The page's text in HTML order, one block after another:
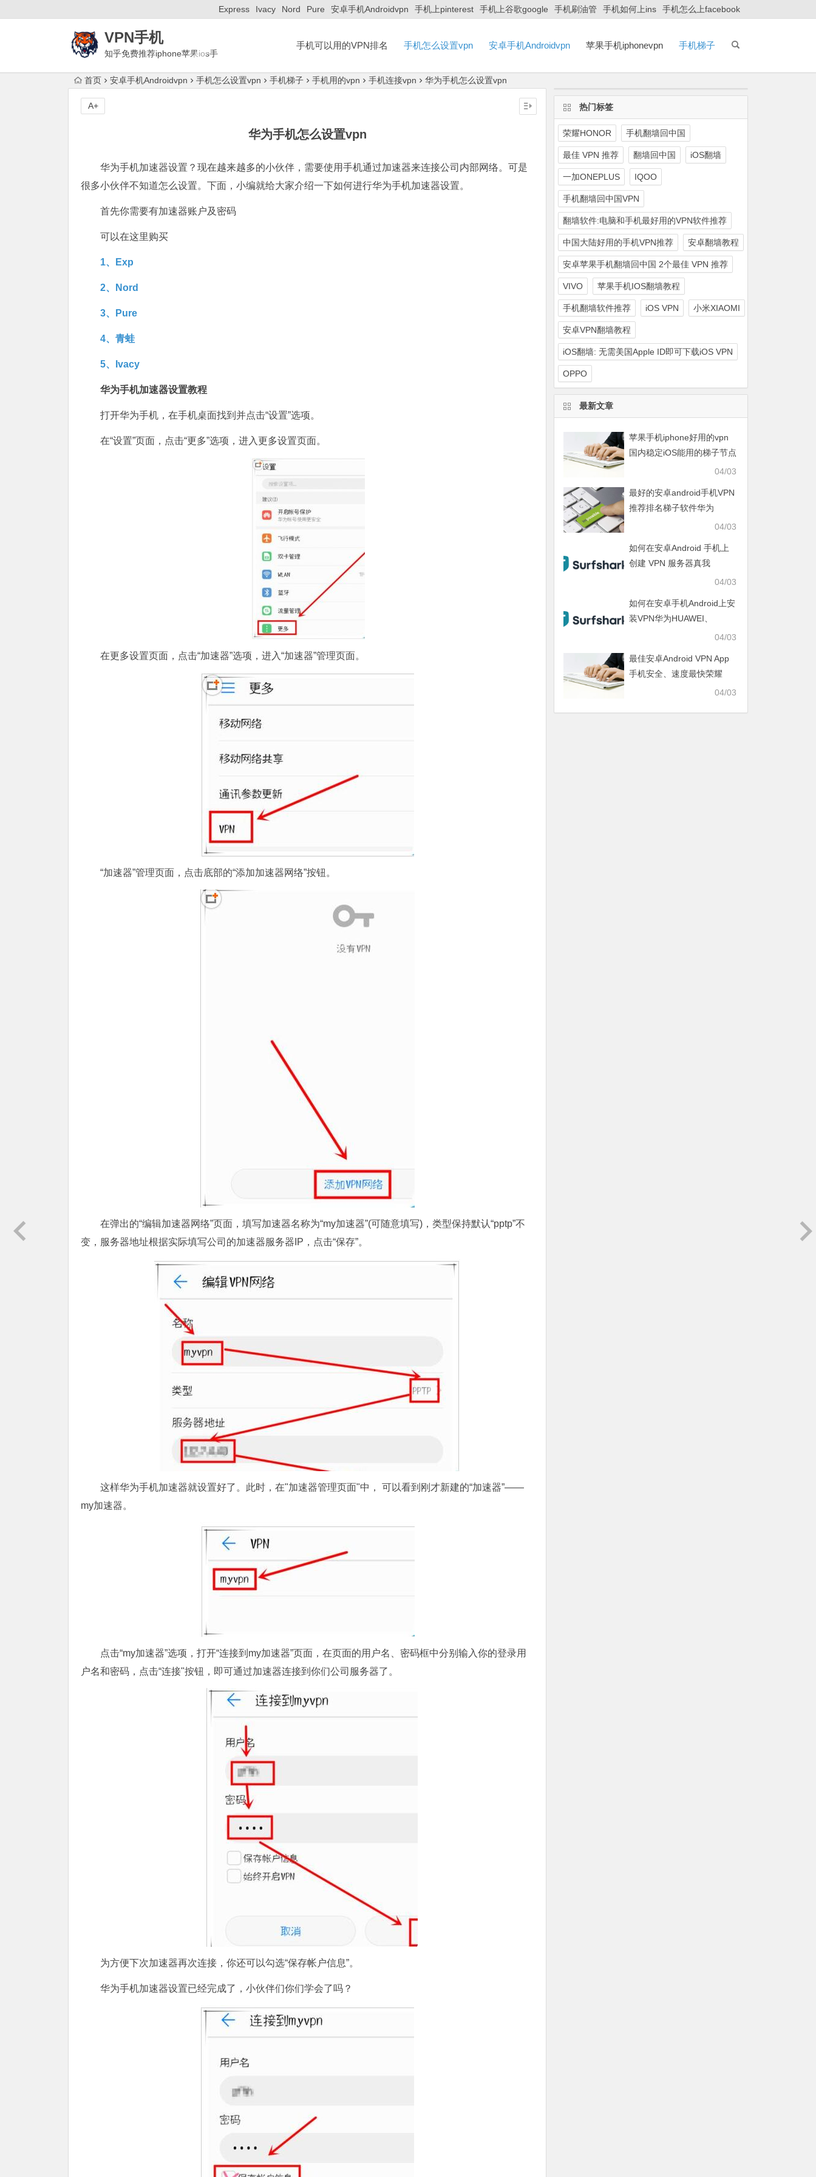
Express Ivacy Nord Pure 安卓手机Androidvpn 手机上pinterest 手机上谷歌google 手机刷油管 手机如何上ins 手机怎么上facebook
VPN手机
知乎免费推荐iphone苹果ios手
手机可以用的VPN排名 手机怎么设置vpn 安卓手机Androidvpn 苹果手机iphonevpn 手机梯子
首页 安卓手机Androidvpn 手机怎么设置vpn 手机梯子 手机用的vpn 手机连接vpn 华为手机怎么设置vpn
华为手机怎么设置vpn
A+
华为手机加速器设置？现在越来越多的小伙伴，需要使用手机通过加速器来连接公司内部网络。可是
很多小伙伴不知道怎么设置。下面，小编就给大家介绍一下如何进行华为手机加速器设置。
首先你需要有加速器账户及密码
可以在这里购买
1、Exp
2、Nord
3、Pure
4、青蛙
5、Ivacy
华为手机加速器设置教程
打开华为手机，在手机桌面找到并点击“设置”选项。
在“设置”页面，点击“更多”选项，进入更多设置页面。
在更多设置页面，点击“加速器”选项，进入“加速器”管理页面。
“加速器”管理页面，点击底部的“添加加速器网络”按钮。
在弹出的“编辑加速器网络”页面，填写加速器名称为“my加速器”(可随意填写)，类型保持默认“pptp”不
变，服务器地址根据实际填写公司的加速器服务器IP，点击“保存”。
这样华为手机加速器就设置好了。此时，在"加速器管理页面"中， 可以看到刚才新建的“加速器”——
my加速器。
点击“my加速器”选项，打开“连接到my加速器”页面，在页面的用户名、密码框中分别输入你的登录用
户名和密码，点击“连接"按钮，即可通过加速器连接到你们公司服务器了。
为方便下次加速器再次连接，你还可以勾选“保存帐户信息”。
华为手机加速器设置已经完成了，小伙伴们你们学会了吗？
热门标签
荣耀HONOR 手机翻墙回中国
最佳 VPN 推荐 翻墙回中国 iOS翻墙
一加ONEPLUS IQOO
手机翻墙回中国VPN
翻墙软件:电脑和手机最好用的VPN软件推荐
中国大陆好用的手机VPN推荐 安卓翻墙教程
安卓苹果手机翻墙回中国 2个最佳 VPN 推荐
VIVO 苹果手机IOS翻墙教程
手机翻墙软件推荐 iOS VPN 小米XIAOMI
安卓VPN翻墙教程
iOS翻墙: 无需美国Apple ID即可下载iOS VPN
OPPO
最新文章
苹果手机iphone好用的vpn
国内稳定iOS能用的梯子节点
04/03
最好的安卓android手机VPN
推荐排名梯子软件华为
HUAWEI、OPPO、VIVO、
04/03
如何在安卓Android 手机上
创建 VPN 服务器真我
星
04/03
如何在安卓手机Android上安
装VPN华为HUAWEI、
04/03
最佳安卓Android VPN App
手机安全、速度最快荣耀
HONOR、真我realme、04/03